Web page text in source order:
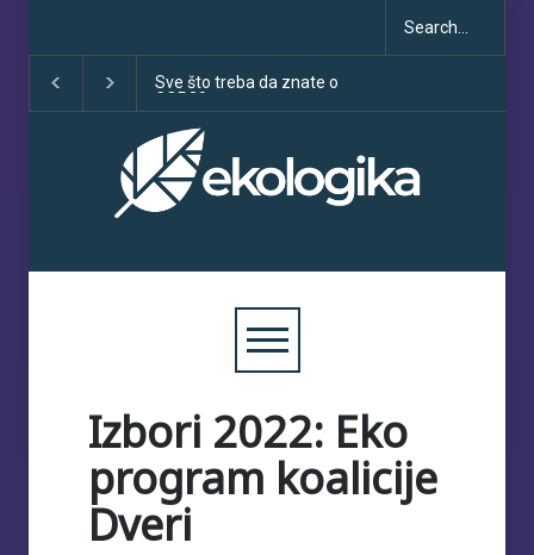
Sve što treba da znate o
COP30
Izbori 2022: Eko
program koalicije
Dveri